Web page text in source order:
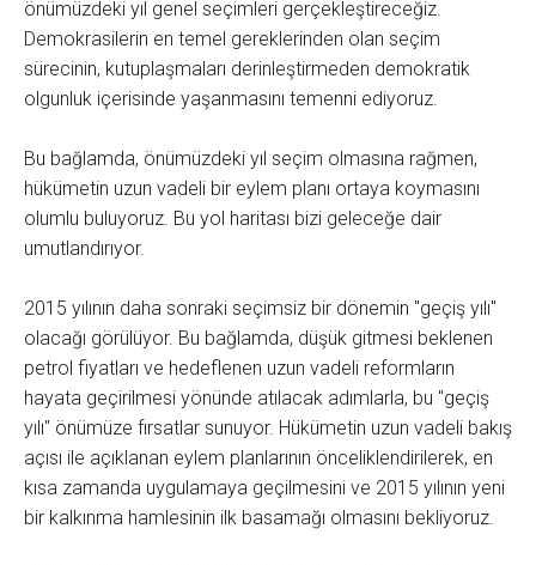
önümüzdeki yıl genel seçimleri gerçekleştireceğiz.
Demokrasilerin en temel gereklerinden olan seçim
sürecinin, kutuplaşmaları derinleştirmeden demokratik
olgunluk içerisinde yaşanmasını temenni ediyoruz.
Bu bağlamda, önümüzdeki yıl seçim olmasına rağmen,
hükümetin uzun vadeli bir eylem planı ortaya koymasını
olumlu buluyoruz. Bu yol haritası bizi geleceğe dair
umutlandırıyor.
2015 yılının daha sonraki seçimsiz bir dönemin "geçiş yılı"
olacağı görülüyor. Bu bağlamda, düşük gitmesi beklenen
petrol fiyatları ve hedeflenen uzun vadeli reformların
hayata geçirilmesi yönünde atılacak adımlarla, bu "geçiş
yılı" önümüze fırsatlar sunuyor. Hükümetin uzun vadeli bakış
açısı ile açıklanan eylem planlarının önceliklendirilerek, en
kısa zamanda uygulamaya geçilmesini ve 2015 yılının yeni
bir kalkınma hamlesinin ilk basamağı olmasını bekliyoruz.